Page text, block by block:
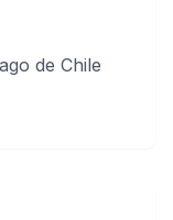
de Chile